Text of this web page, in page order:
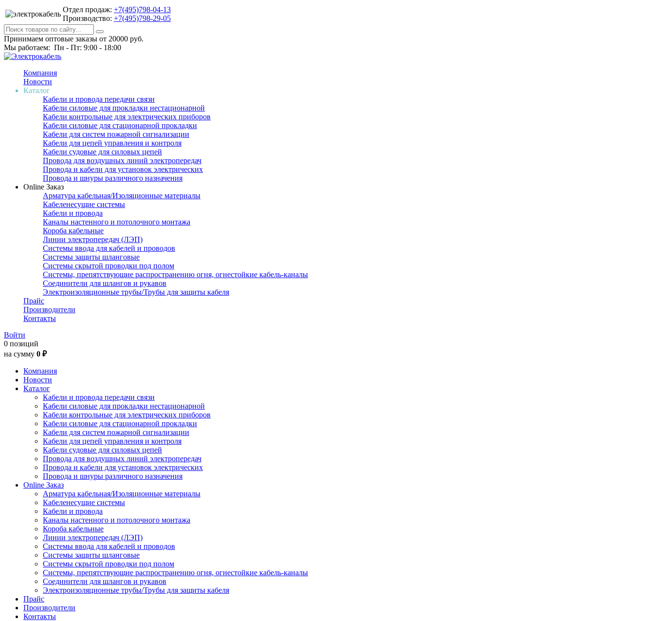
Отдел продаж: +7(495)798-04-13
Производство: +7(495)798-29-05
Принимаем оптовые заказы от 20000 руб.
Мы работаем: Пн - Пт: 9:00 - 18:00
Компания
Новости
Каталог
Кабели и провода передачи связи
Кабели силовые для прокладки нестационарной
Кабели контрольные для электрических приборов
Кабели силовые для стационарной прокладки
Кабели для систем пожарной сигнализации
Кабели для цепей управления и контроля
Кабели судовые для силовых цепей
Провода для воздушных линий электропередач
Провода и кабели для установок электрических
Провода и шнуры различного назначения
Online Заказ
Арматура кабельная/Изоляционные материалы
Кабеленесущие системы
Кабели и провода
Каналы настенного и потолочного монтажа
Короба кабельные
Линии электропередач (ЛЭП)
Системы ввода для кабелей и проводов
Системы защиты шланговые
Системы скрытой проводки под полом
Системы, препятствующие распространению огня, огнестойкие кабель-каналы
Соединители для шлангов и рукавов
Электроизоляционные трубы/Трубы для защиты кабеля
Прайс
Производители
Контакты
Войти
0 позиций
на сумму 0 ₽
Компания
Новости
Каталог
Кабели и провода передачи связи
Кабели силовые для прокладки нестационарной
Кабели контрольные для электрических приборов
Кабели силовые для стационарной прокладки
Кабели для систем пожарной сигнализации
Кабели для цепей управления и контроля
Кабели судовые для силовых цепей
Провода для воздушных линий электропередач
Провода и кабели для установок электрических
Провода и шнуры различного назначения
Online Заказ
Арматура кабельная/Изоляционные материалы
Кабеленесущие системы
Кабели и провода
Каналы настенного и потолочного монтажа
Короба кабельные
Линии электропередач (ЛЭП)
Системы ввода для кабелей и проводов
Системы защиты шланговые
Системы скрытой проводки под полом
Системы, препятствующие распространению огня, огнестойкие кабель-каналы
Соединители для шлангов и рукавов
Электроизоляционные трубы/Трубы для защиты кабеля
Прайс
Производители
Контакты